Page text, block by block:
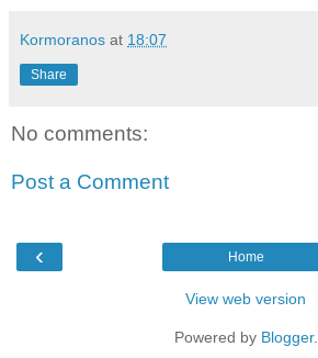
Kormoranos at 18:07
Share
No comments:
Post a Comment
‹ Home
View web version
Powered by Blogger.